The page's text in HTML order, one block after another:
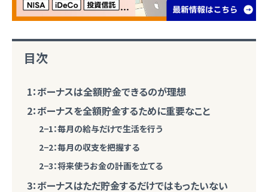
目次
1：ボーナスは全額貯金できるのが理想
2：ボーナスを全額貯金するために重要なこと
2−1：毎月の給与だけで生活を行う
2−2：毎月の収支を把握する
2−3：将来使うお金の計画を立てる
3：ボーナスはただ貯金するだけではもったいない